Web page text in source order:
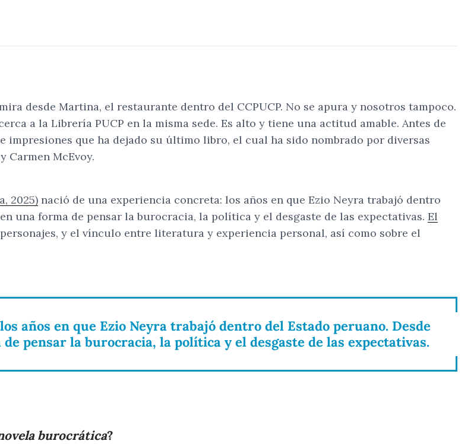
desde Martina, el restaurante dentro del CCPUCP. No se apura y nosotros tampoco.
a la Librería PUCP en la misma sede. Es alto y tiene una actitud amable. Antes de
impresiones que ha dejado su último libro, el cual ha sido nombrado por diversas
Carmen McEvoy.
2025) nació de una experiencia concreta: los años en que Ezio Neyra trabajó dentro
una forma de pensar la burocracia, la política y el desgaste de las expectativas. El
y el vínculo entre literatura y experiencia personal, así como sobre el
años en que Ezio Neyra trabajó dentro del Estado peruano. Desde
pensar la burocracia, la política y el desgaste de las expectativas.
burocrática?